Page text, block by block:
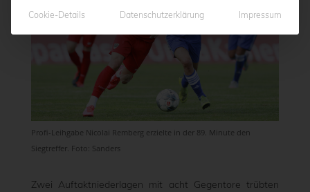
Profi-Leihgabe Nicolai Remberg erzielte in der 89. Minute den
Siegtreffer. Foto: Sanders
Zwei Auftaktniederlagen mit acht Gegentore trübten
Cookie-Details Datenschutzerklärung Impressum